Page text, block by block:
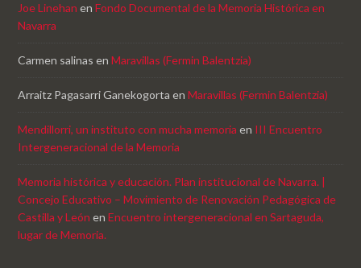
Joe Linehan enFondo Documental de la Memoria Histórica en
Navarra
Carmen salinas enMaravillas (Fermin Balentzia)
Arraitz Pagasarri Ganekogorta enMaravillas (Fermin Balentzia)
Mendillorri, un instituto con mucha memoria en III Encuentro
Intergeneracional de la Memoria
Memoria histórica y educación. Plan institucional de Navarra. |
Concejo Educativo – Movimiento de Renovación Pedagógica de
Castilla y León enEncuentro intergeneracional en Sartaguda,
lugar de Memoria.